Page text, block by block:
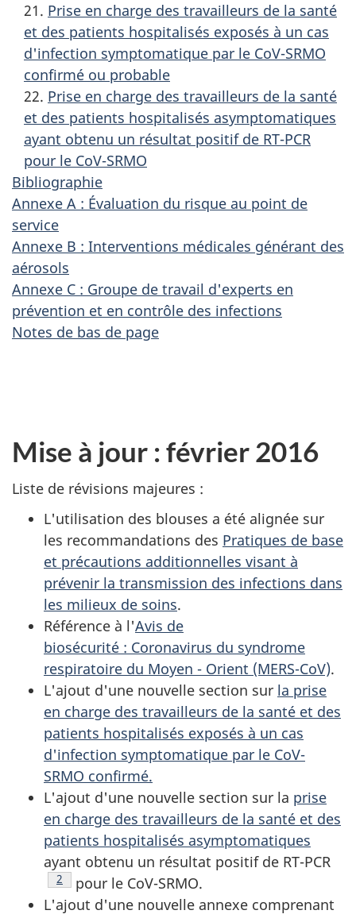
21. Prise en charge des travailleurs de la santé
et des patients hospitalisés exposés à un cas
d'infection symptomatique par le CoV-SRMO
confirmé ou probable
22. Prise en charge des travailleurs de la santé
et des patients hospitalisés asymptomatiques
ayant obtenu un résultat positif de RT-PCR
pour le CoV-SRMO
Bibliographie
Annexe A : Évaluation du risque au point de
service
Annexe B : Interventions médicales générant des
aérosols
Annexe C : Groupe de travail d'experts en
prévention et en contrôle des infections
Notes de bas de page
Mise à jour : février 2016
Liste de révisions majeures :
L'utilisation des blouses a été alignée sur
les recommandations des Pratiques de base
et précautions additionnelles visant à
prévenir la transmission des infections dans
les milieux de soins.
Référence à l'Avis de
biosécurité : Coronavirus du syndrome
respiratoire du Moyen - Orient (MERS-CoV).
L'ajout d'une nouvelle section sur la prise
en charge des travailleurs de la santé et des
patients hospitalisés exposés à un cas
d'infection symptomatique par le CoV-
SRMO confirmé.
L'ajout d'une nouvelle section sur la prise
en charge des travailleurs de la santé et des
patients hospitalisés asymptomatiques
ayant obtenu un résultat positif de RT-PCR
Note de bas de page
2
pour le CoV-SRMO.
L'ajout d'une nouvelle annexe comprenant